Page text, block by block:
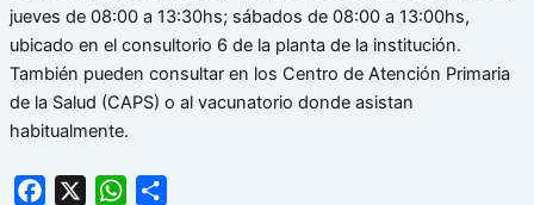
jueves de 08:00 a 13:30hs; sábados de 08:00 a 13:00hs,
ubicado en el consultorio 6 de la planta de la institución.
También pueden consultar en los Centro de Atención Primaria
de la Salud (CAPS) o al vacunatorio donde asistan
habitualmente.
Facebook WhatsApp